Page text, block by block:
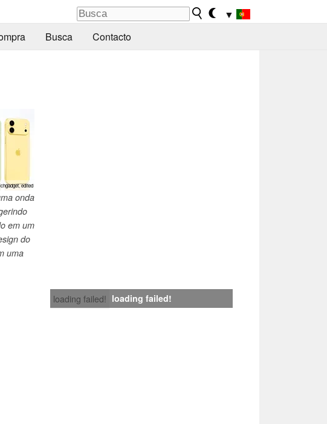
▼
Busca Contacto
edited
onda
em um
do
uma
loading failed! loading failed!